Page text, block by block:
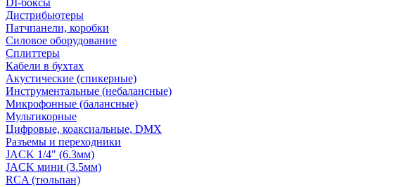
DI-боксы
Дистрибьютеры
Патчпанели, коробки
Силовое оборудование
Сплиттеры
Кабели в бухтах
Акустические (спикерные)
Инструментальные (небалансные)
Микрофонные (балансные)
Мультикорные
Цифровые, коаксиальные, DMX
Разъемы и переходники
JACK 1/4" (6.3мм)
JACK мини (3.5мм)
RCA (тюльпан)